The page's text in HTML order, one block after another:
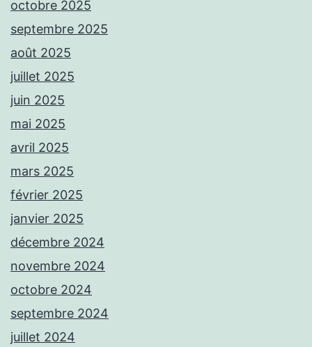
octobre 2025
septembre 2025
août 2025
juillet 2025
juin 2025
mai 2025
avril 2025
mars 2025
février 2025
janvier 2025
décembre 2024
novembre 2024
octobre 2024
septembre 2024
juillet 2024